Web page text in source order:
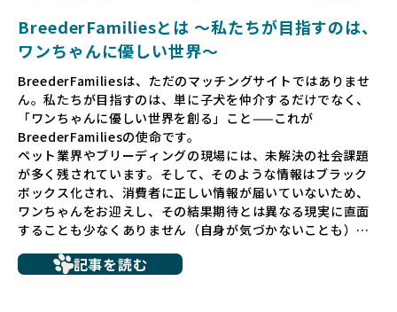
BreederFamiliesとは 〜私たちが目指すのは、
ワンちゃんに優しい世界〜
BreederFamiliesは、ただのマッチングサイトではありませ
ん。私たちが目指すのは、単に子犬を仲介するだけでなく、
「ワンちゃんに優しい世界を創る」こと——これが
BreederFamiliesの使命です。
ペット業界やブリーディングの現場には、未解決の社会課題
が多く残されています。そして、そのような情報はブラック
ボックス化され、消費者に正しい情報が届いていないため、
ワンちゃんをお迎えし、その結果期待とは異なる現実に直面
することも少なくありません（自身が気づかないことも）。
ち、健康面や社会性に問題を抱えていたり、またブリーダー
記事を読む